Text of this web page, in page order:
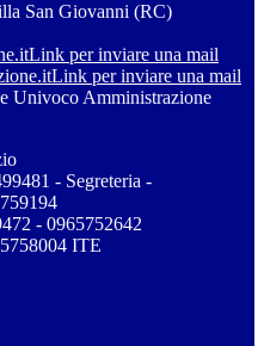
San Giovanni (RC)
Link per inviare una mail
Link per inviare una mail
Univoco Amministrazione
- Segreteria -
- 0965752642
ITE